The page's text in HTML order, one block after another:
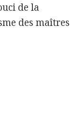
de la
des maîtres